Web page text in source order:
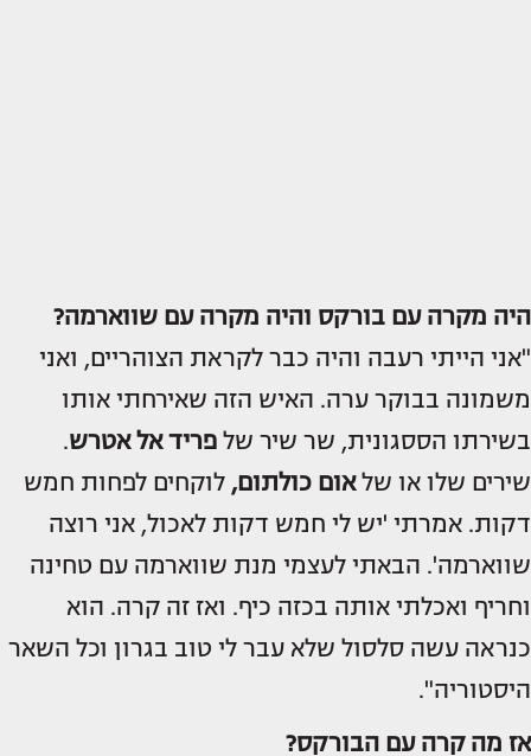
היה מקרה עם בורקס והיה מקרה עם שווארמה?
"אני הייתי רעבה והיה כבר לקראת הצוהריים, ואני
משמונה בבוקר ערה. האיש הזה שאירחתי אותו
בשירתו הססגונית, שר שיר של פריד אל אטרש.
שירים שלו או שלאום כולתום, לוקחים לפחות חמש
דקות. אמרתי 'יש לי חמש דקות לאכול, אני רוצה
שווארמה'. הבאתי לעצמי מנת שווארמה עם טחינה
וחריף ואכלתי אותה בכזה כיף. ואז זה קרה. הוא
כנראה עשה סלסול שלא עבר לי טוב בגרון וכל השאר
היסטוריה".
אז מה קרה עם הבורקס?